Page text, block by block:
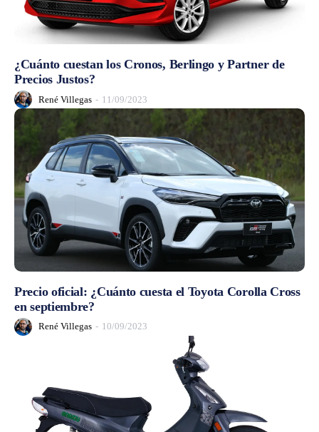
¿Cuánto cuestan los Cronos, Berlingo y Partner de
Precios Justos?
René Villegas - 11/09/2023
Precio oficial: ¿Cuánto cuesta el Toyota Corolla Cross
en septiembre?
René Villegas - 10/09/2023